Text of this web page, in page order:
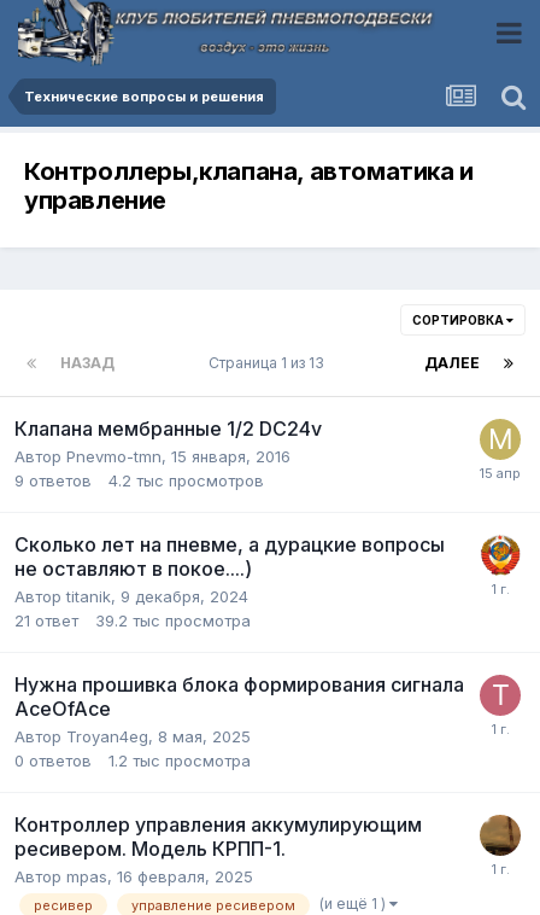
Технические вопросы и решения
Контроллеры,клапана, автоматика и
управление
СОРТИРОВКА
НАЗАД ДАЛЕЕ
Страница 1 из 13
Клапана мембранные 1/2 DC24v
Автор Pnevmo-tmn, 15 января, 2016
9 ответов 4.2 тыс просмотров
Сколько лет на пневме, а дурацкие вопросы
не оставляют в покое....)
Авторtitanik, 9 декабря, 2024
21 ответ 39.2 тыс просмотра
Нужна прошивка блока формирования сигнала
AceOfAce
Автор Troyan4eg, 8 мая, 2025
0 ответов 1.2 тыс просмотра
Контроллер управления аккумулирующим
ресивером. Модель КРПП-1.
Автор mpas, 16 февраля, 2025
ресивер управление ресивером (и ещё 1 )